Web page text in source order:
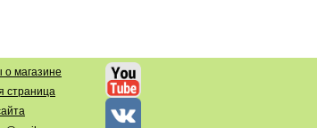
магазине
страница